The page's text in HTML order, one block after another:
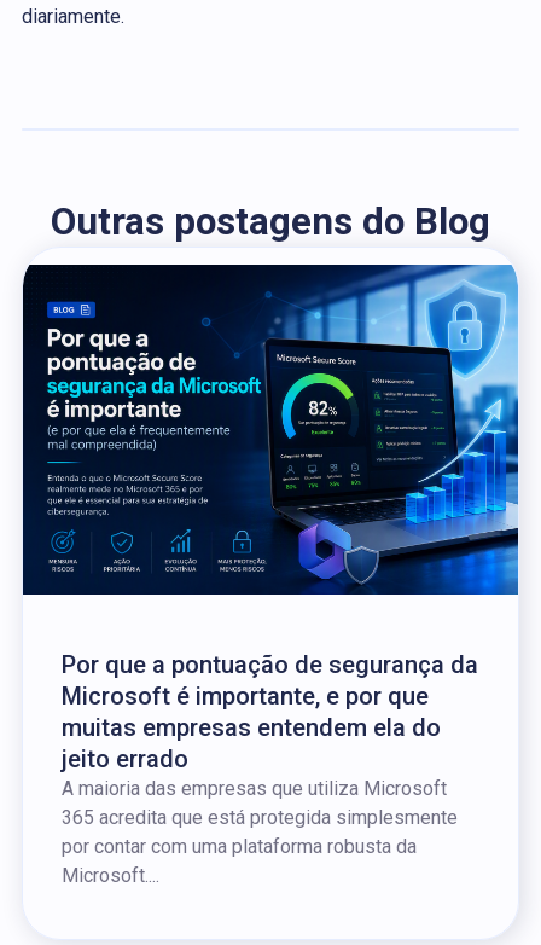
diariamente.
Outras postagens do Blog
Por que a pontuação de segurança da
Microsoft é importante, e por que
muitas empresas entendem ela do
jeito errado
A maioria das empresas que utiliza Microsoft
365 acredita que está protegida simplesmente
por contar com uma plataforma robusta da
Microsoft....